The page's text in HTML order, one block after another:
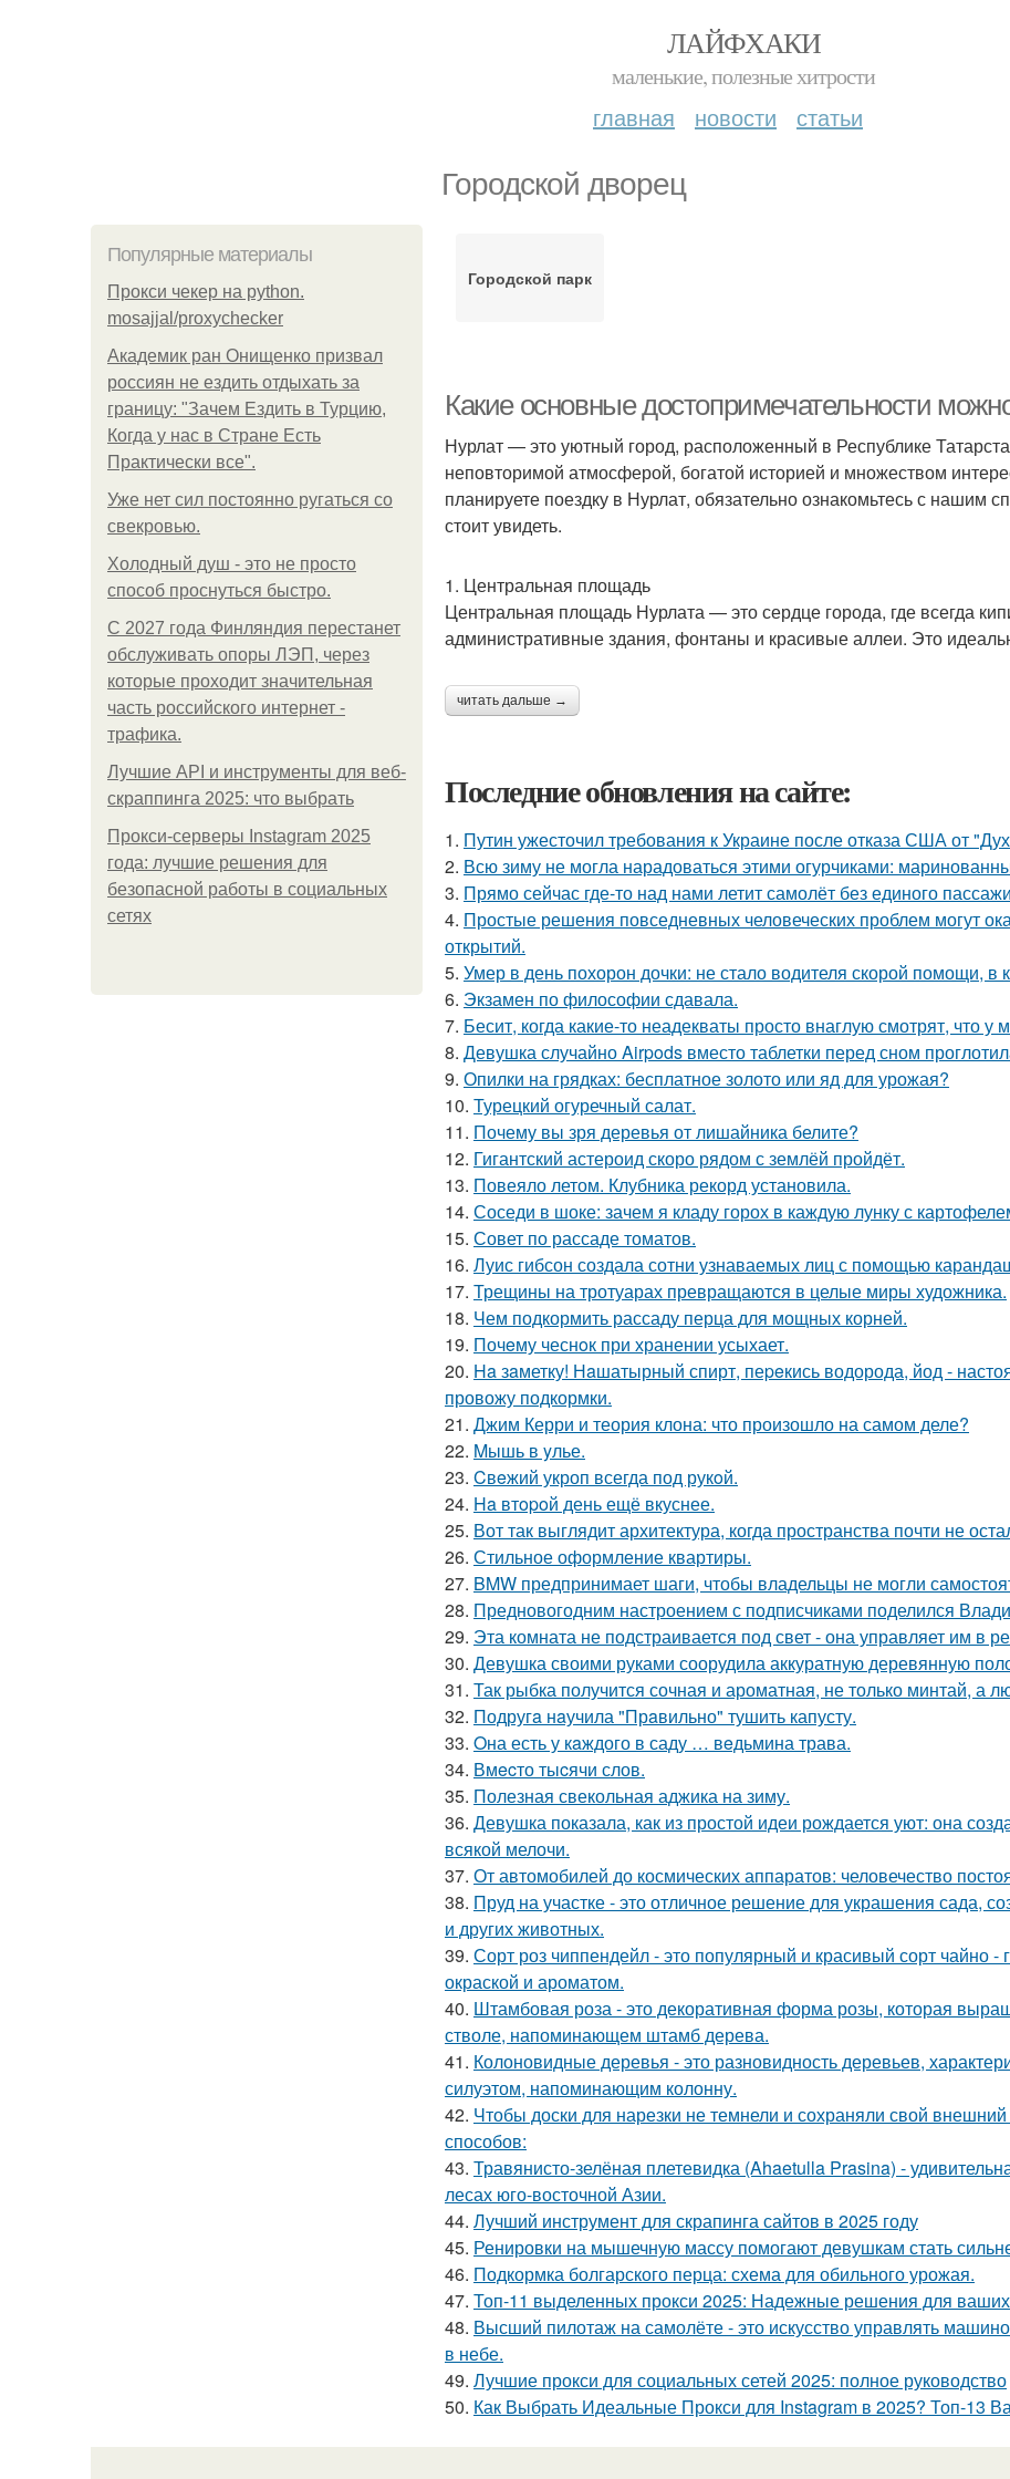
ЛАЙФХАКИ
маленькие, полезные хитрости
главная новости статьи
Городской дворец
Популярные материалы
Прокси чекер на python.
mosajjal/proxychecker
Академик ран Онищенко призвал
россиян не ездить отдыхать за
границу: "Зачем Ездить в Турцию,
Когда у нас в Стране Есть
Практически все".
Уже нет сил постоянно ругаться со
свекровью.
Холодный душ - это не просто
способ проснуться быстро.
С 2027 года Финляндия перестанет
обслуживать опоры ЛЭП, через
которые проходит значительная
часть российского интернет -
трафика.
Лучшие API и инструменты для веб-
скраппинга 2025: что выбрать
Прокси-серверы Instagram 2025
года: лучшие решения для
безопасной работы в социальных
сетях
Городской парк
Какие основные достопримечательности
Нурлат — это уютный город, расположенный в Республике
неповторимой атмосферой, богатой историей и множеством
планируете поездку в Нурлат, обязательно ознакомьтесь с нашим
стоит увидеть.
1. Центральная площадь
Центральная площадь Нурлата — это сердце города, где всегда
административные здания, фонтаны и красивые аллеи. Это
читать дальше →
Последние обновления на сайте:
1. Путин ужесточил требования к Украине после отказа США от
2. Всю зиму не могла нарадоваться этими огурчиками:
3. Прямо сейчас где-то над нами летит самолёт без единого
4. Простые решения повседневных человеческих проблем могут
открытий.
5. Умер в день похорон дочки: не стало водителя скорой помощи, в
6. Экзамен по философии сдавала.
7. Бесит, когда какие-то неадекваты просто внаглую смотрят, что
8. Девушка случайно Airpods вместо таблетки перед сном
9. Опилки на грядках: бесплатное золото или яд для урожая?
10. Турецкий огуречный салат.
11. Почему вы зря деревья от лишайника белите?
12. Гигантский астероид скоро рядом с землёй пройдёт.
13. Повеяло летом. Клубника рекорд установила.
14. Соседи в шоке: зачем я кладу горох в каждую лунку с
15. Совет по рассаде томатов.
16. Луис гибсон создала сотни узнаваемых лиц с помощью
17. Трещины на тротуарах превращаются в целые миры художника.
18. Чем подкормить рассаду перца для мощных корней.
19. Почeму чеснoк при хранении усыхает.
20. Ha зaметку! Нaшатырный спирт, пеpeкись водорода, йод -
провожу подкормки.
21. Джим Керри и теория клона: что произошло на самом деле?
22. Mышь в yлье.
23. Cвeжий укроп всегда под рукoй.
24. Ha втopoй день ещё вкуснее.
25. Вот так выглядит архитектура, когда пространства почти не
26. Стильное оформление квартиры.
27. BMW предпринимает шаги, чтобы владельцы не могли
28. Предновогодним настроением с подписчиками поделился
29. Эта комната не подстраивается под свет - она управляет им в
30. Девушка своими руками соорудила аккуратную деревянную
31. Так рыбка получится сочная и ароматная, не только минтай, а
32. Подругa нaучила "Прaвильно" тушить капусту.
33. Oна есть у кaждого в саду … вeдьмина трава.
34. Вмecто тыcячи слов.
35. Полезная свекольная аджика на зиму.
36. Девушка показала, как из простой идеи рождается уют: она
всякой мелочи.
37. От автомобилей до космических аппаратов: человечество
38. Пруд на участке - это отличное решение для украшения сада,
и других животных.
39. Сорт роз чиппендейл - это популярный и красивый сорт чайно -
окраской и ароматом.
40. Штамбовая роза - это декоративная форма розы, которая
стволе, напоминающем штамб дерева.
41. Колоновидные деревья - это разновидность деревьев,
силуэтом, напоминающим колонну.
42. Чтобы доски для нарезки не темнели и сохраняли свой
способов:
43. Травянисто-зелёная плетевидка (Ahaetulla Prasina) -
лесах юго-восточной Азии.
44. Лучший инструмент для скрапинга сайтов в 2025 году
45. Ренировки на мышечную массу помогают девушкам стать
46. Подкормка болгарского перца: схема для обильного урожая.
47. Топ-11 выделенных прокси 2025: Надежные решения для
48. Высший пилотаж на самолёте - это искусство управлять
в небе.
49. Лучшие прокси для социальных сетей 2025: полное руководство
50. Как Выбрать Идеальные Прокси для Instagram в 2025? Топ-13